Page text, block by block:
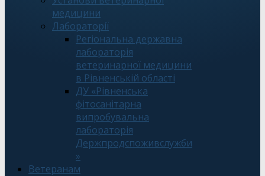
медицини
Лабораторії
Регіональна державна
лабораторія
ветеринарної медицини
в Рівненській області
ДУ «Рівненська
фітосанітарна
випробувальна
лабораторія
Держпродспоживслужби
»
Ветеранам